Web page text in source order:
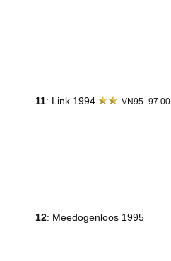
11: Link 1994 VN95–97 00
12: Meedogenloos 1995